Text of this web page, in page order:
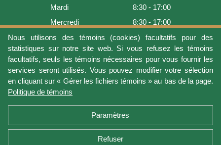
Nous utilisons des témoins (cookies) facultatifs pour des
statistiques sur notre site web. Si vous refusez les témoins
facultatifs, seuls les témoins nécessaires pour vous fournir les
services seront utilisés. Vous pouvez modifier votre sélection
en cliquant sur « Gérer les fichiers témoins » au bas de la page.
Politique de témoins
Paramètres
Refuser
Mardi
8:30 - 17:00
Mercredi
8:30 - 17:00
Jeudi
8:30 - 17:00
Vendredi
8:30 - 17:00
Samedi
9:00 - 16:00
Dimanche
Fermé